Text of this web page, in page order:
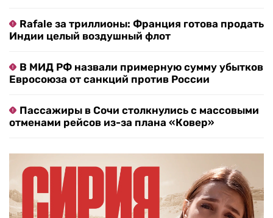
Rafale за триллионы: Франция готова продать
Индии целый воздушный флот
В МИД РФ назвали примерную сумму убытков
Евросоюза от санкций против России
Пассажиры в Сочи столкнулись с массовыми
отменами рейсов из-за плана «Ковер»